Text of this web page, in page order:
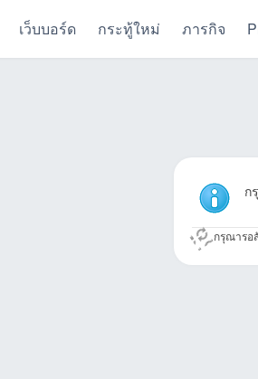
เว็บบอร์ด กระทู้ใหม่ ภารกิจ
ก
กรุณารอ